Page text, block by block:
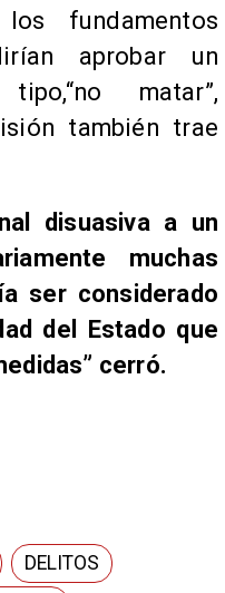
fundamentos
aprobar un
matar”,
también trae
disuasiva a un
muchas
ser considerado
del Estado que
cerró.
DELITOS